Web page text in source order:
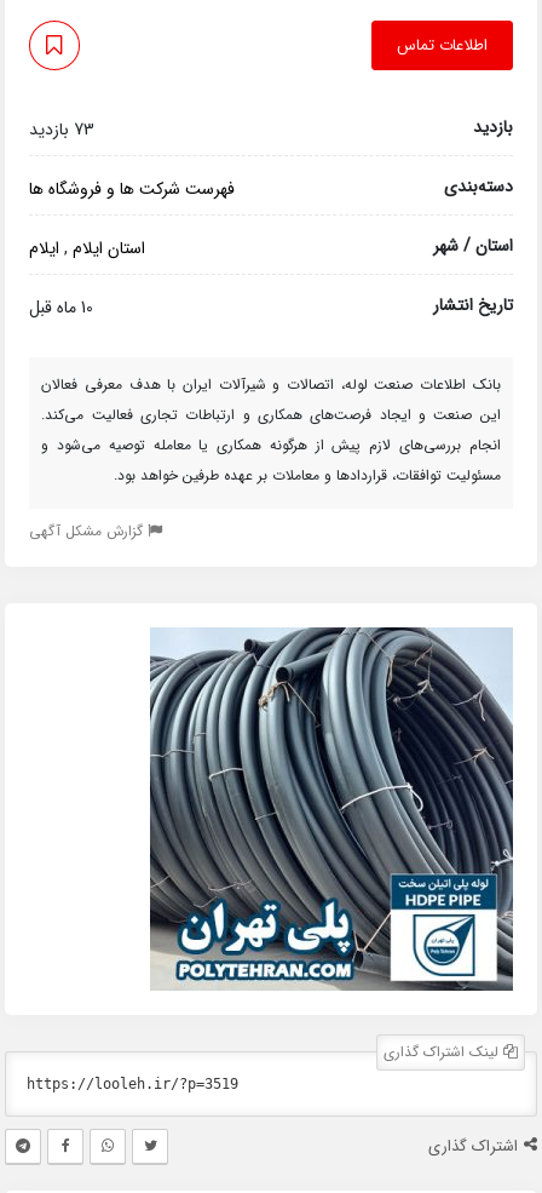
اطلاعات تماس
بازدید 73 بازدید
دسته‌بندی فهرست شرکت ها و فروشگاه ها
استان / شهر استان ایلام, ایلام
تاریخ انتشار 10 ماه قبل
بانک اطلاعات صنعت لوله، اتصالات و شیرآلات ایران با هدف معرفی فعالان
این صنعت و ایجاد فرصت‌های همکاری و ارتباطات تجاری فعالیت می‌کند.
انجام بررسی‌های لازم پیش از هرگونه همکاری یا معامله توصیه می‌شود و
مسئولیت توافقات، قراردادها و معاملات بر عهده طرفین خواهد بود.
گزارش مشکل آگهی
لینک اشتراک گذاری
اشتراک گذاری